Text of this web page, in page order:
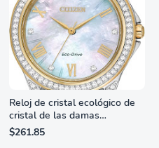
Reloj de cristal ecológico de
cristal de las damas
ciudadanas, 3 manos,
marcadores de números
$261.85